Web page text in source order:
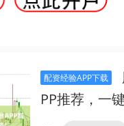
配资经验APP下载
PP推荐，一